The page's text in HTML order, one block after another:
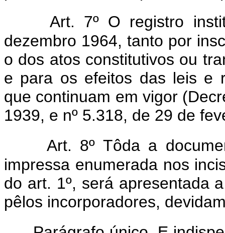
Art. 7º O registro
dezembro 1964, tanto por
o dos atos constitutivos ou
e para os efeitos das leis e
que continuam em vigor
1939, e nº 5.318, de 29 de
Art. 8º Tôda a
impressa enumerada nos
do art. 1º, será apresentada
pêlos incorporadores,